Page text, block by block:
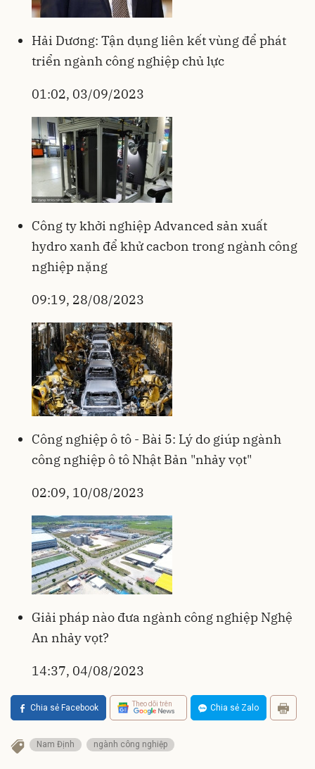
Hải Dương: Tận dụng liên kết vùng để phát
triển ngành công nghiệp chủ lực
01:02, 03/09/2023
Công ty khởi nghiệp Advanced sản xuất
hydro xanh để khử cacbon trong ngành công
nghiệp nặng
09:19, 28/08/2023
Công nghiệp ô tô - Bài 5: Lý do giúp ngành
công nghiệp ô tô Nhật Bản "nhảy vọt"
02:09, 10/08/2023
Giải pháp nào đưa ngành công nghiệp Nghệ
An nhảy vọt?
14:37, 04/08/2023
Chia sẻ Facebook Theo dõi trên Chia sẻ Zalo
Nam Định ngành công nghiệp